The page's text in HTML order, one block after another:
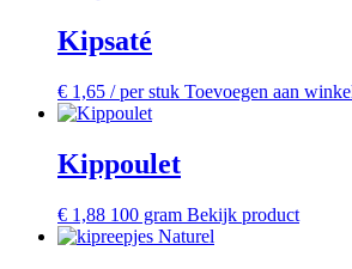
Kipsaté
€ 1,65 / per stuk Toevoegen aan
Kippoulet
€ 1,88 100 gram Bekijk product